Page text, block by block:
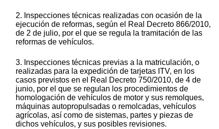
2. Inspecciones técnicas realizadas con ocasión de la
ejecución de reformas, según el Real Decreto 866/2010,
de 2 de julio, por el que se regula la tramitación de las
reformas de vehículos.
3. Inspecciones técnicas previas a la matriculación, o
realizadas para la expedición de tarjetas ITV, en los
casos previstos en el Real Decreto 750/2010, de 4 de
junio, por el que se regulan los procedimientos de
homologación de vehículos de motor y sus remolques,
máquinas autopropulsadas o remolcadas, vehículos
agrícolas, así como de sistemas, partes y piezas de
dichos vehículos, y sus posibles revisiones.